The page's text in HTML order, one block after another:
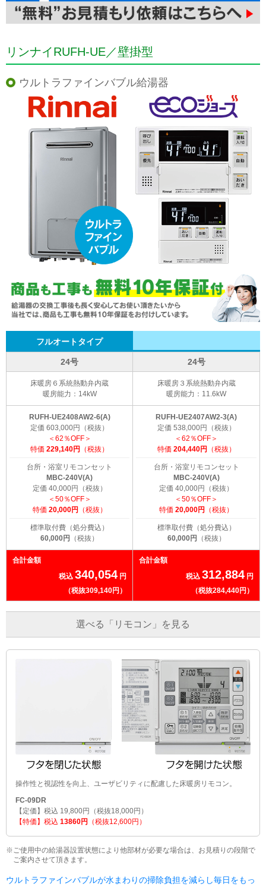
リンナイRUFH-UE／壁掛型
ウルトラファインバブル給湯器
フルオートタイプ
24号 24号
床暖房６系統熱動弁内蔵
暖房能力：14kW
床暖房３系統熱動弁内蔵
暖房能力：11.6kW
RUFH-UE2408AW2-6(A)
定価 603,000円（税抜）
＜62％OFF＞
特価 229,140円 （税抜）
台所・浴室リモコンセット
MBC-240V(A)
定価 40,000円（税抜）
＜50％OFF＞
特価 20,000円 （税抜）
標準取付費（処分費込）
60,000円
（税抜）
RUFH-UE2407AW2-3(A)
定価 538,000円（税抜）
＜62％OFF＞
特価 204,440円 （税抜）
台所・浴室リモコンセット
MBC-240V(A)
定価 40,000円（税抜）
＜50％OFF＞
特価 20,000円 （税抜）
標準取付費（処分費込）
60,000円
（税抜）
合計金額
税込 340,054 円
（税抜309,140円）
合計金額
税込 312,884 円
（税抜284,440円）
選べる「リモコン」を見る
操作性と視認性を向上、ユーザビリティに配慮した床暖房リモコン。
FC-09DR
【定価】税込 19,800円（税抜18,000円）
【特価】税込 13860円 （税抜12,600円）
※ご使用中の給湯器設置状態により他部材が必要な場合は、お見積りの段階で
ご案内させて頂きます。
ウルトラファインバブルが水まわりの掃除負担を減らし毎日をもっ